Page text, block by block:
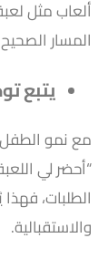
ألعاب مثل
المسار
يتبع
مع نمو الطفل
“أحضر لي
الطلبات،
والاستقبالية.